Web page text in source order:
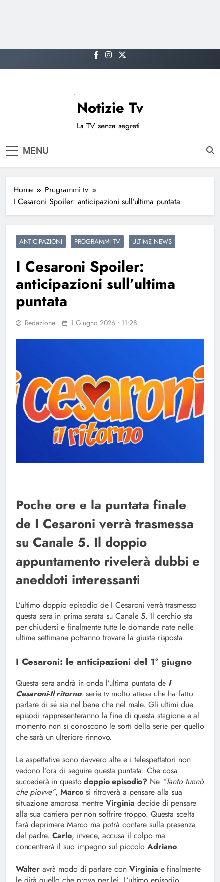
to
Notizie Tv
La TV senza segreti
MENU
Home
Programmi tv
I Cesaroni Spoiler: anticipazioni sull’ultima puntata
ANTICIPAZIONI PROGRAMMI TV ULTIME NEWS
I Cesaroni Spoiler:
anticipazioni sull’ultima
puntata
Redazione 1 Giugno 2026 • 11:28
Poche ore e la puntata finale
de I Cesaroni verrà trasmessa
su Canale 5. Il doppio
appuntamento rivelerà dubbi e
aneddoti interessanti
L’ultimo doppio episodio de I Cesaroni verrà trasmesso
questa sera in prima serata su Canale 5. Il cerchio sta
per chiudersi e finalmente tutte le domande nate nelle
ultime settimane potranno trovare la giusta risposta.
I Cesaroni: le anticipazioni del 1° giugno
Questa sera andrà in onda l’ultima puntata de I
Cesaroni-Il ritorno, serie tv molto attesa che ha fatto
parlare di sé sia nel bene che nel male. Gli ultimi due
episodi rappresenteranno la fine di questa stagione e al
momento non si conoscono le sorti della serie per quello
che sarà un ulteriore rinnovo.
Le aspettative sono davvero alte e i telespettatori non
vedono l’ora di seguire questa puntata. Che cosa
succederà in questo doppio episodio? Ne “Tanto tuonò
che piovve”, Marco si ritroverà a pensare alla sua
situazione amorosa mentre Virginia decide di pensare
alla sua carriera per non soffrire troppo. Questa scelta
farà deprimere Marco ma potrà contare sulla presenza
del padre. Carlo, invece, accusa il colpo ma
concentrerà il suo impegno sul piccolo Adriano.
Walter avrà modo di parlare con Virginia e finalmente